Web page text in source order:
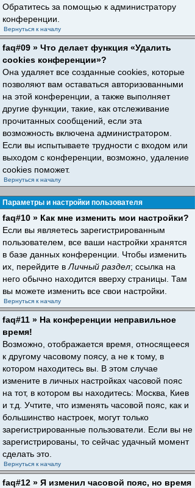
Обратитесь за помощью к администратору
конференции.
Вернуться к началу
faq#09 » Что делает функция «Удалить
cookies конференции»?
Она удаляет все созданные cookies, которые
позволяют вам оставаться авторизованными
на этой конференции, а также выполняет
другие функции, такие, как отслеживание
прочитанных сообщений, если эта
возможность включена администратором.
Если вы испытываете трудности с входом или
выходом с конференции, возможно, удаление
cookies поможет.
Вернуться к началу
Параметры и настройки пользователя
faq#10 » Как мне изменить мои настройки?
Если вы являетесь зарегистрированным
пользователем, все ваши настройки хранятся
в базе данных конференции. Чтобы изменить
их, перейдите в Личный раздел; ссылка на
него обычно находится вверху страницы. Там
вы можете изменить все свои настройки.
Вернуться к началу
faq#11 » На конференции неправильное
время!
Возможно, отображается время, относящееся
к другому часовому поясу, а не к тому, в
котором находитесь вы. В этом случае
измените в личных настройках часовой пояс
на тот, в котором вы находитесь: Москва, Киев
и т.д. Учтите, что изменять часовой пояс, как и
большинство настроек, могут только
зарегистрированные пользователи. Если вы не
зарегистрированы, то сейчас удачный момент
сделать это.
Вернуться к началу
faq#12 » Я изменил часовой пояс, но время